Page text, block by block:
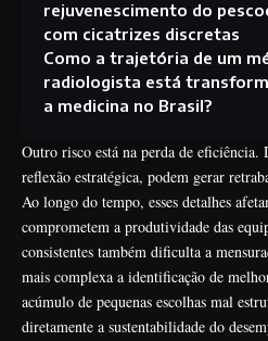
rejuvenescimento do
com cicatrizes discretas
Como a trajetória de um
radiologista está
a medicina no Brasil?
Outro risco está na perda de eficiência.
reflexão estratégica, podem gerar
Ao longo do tempo, esses detalhes
comprometem a produtividade das
consistentes também dificulta a
mais complexa a identificação de
acúmulo de pequenas escolhas mal
diretamente a sustentabilidade do